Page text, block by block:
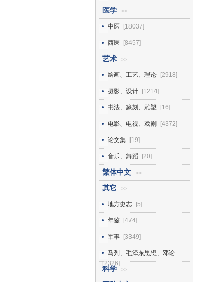
医学 >>
中医 [18037]
西医 [8457]
艺术 >>
绘画、工艺、理论 [2918]
摄影、设计 [1214]
书法、篆刻、雕塑 [16]
电影、电视、戏剧 [4372]
论文集 [19]
音乐、舞蹈 [20]
繁体中文 >>
其它 >>
地方史志 [5]
年鉴 [474]
军事 [3349]
马列、毛泽东思想、邓论
[2326]
科学 >>